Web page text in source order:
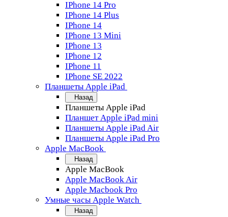
IPhone 14 Pro
IPhone 14 Plus
IPhone 14
IPhone 13 Mini
IPhone 13
IPhone 12
IPhone 11
IPhone SE 2022
Планшеты Apple iPad
Назад
Планшеты Apple iPad
Планшет Apple iPad mini
Планшеты Apple iPad Air
Планшеты Apple iPad Pro
Apple MacBook
Назад
Apple MacBook
Apple MacBook Air
Apple Macbook Pro
Умные часы Apple Watch
Назад